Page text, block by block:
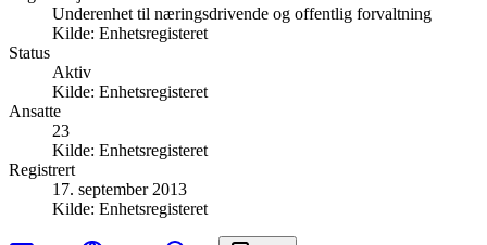
Underenhet til næringsdrivende og offentlig forvaltning
Kilde: Enhetsregisteret
Status
Aktiv
Kilde: Enhetsregisteret
Ansatte
23
Kilde: Enhetsregisteret
Registrert
17. september 2013
Kilde: Enhetsregisteret